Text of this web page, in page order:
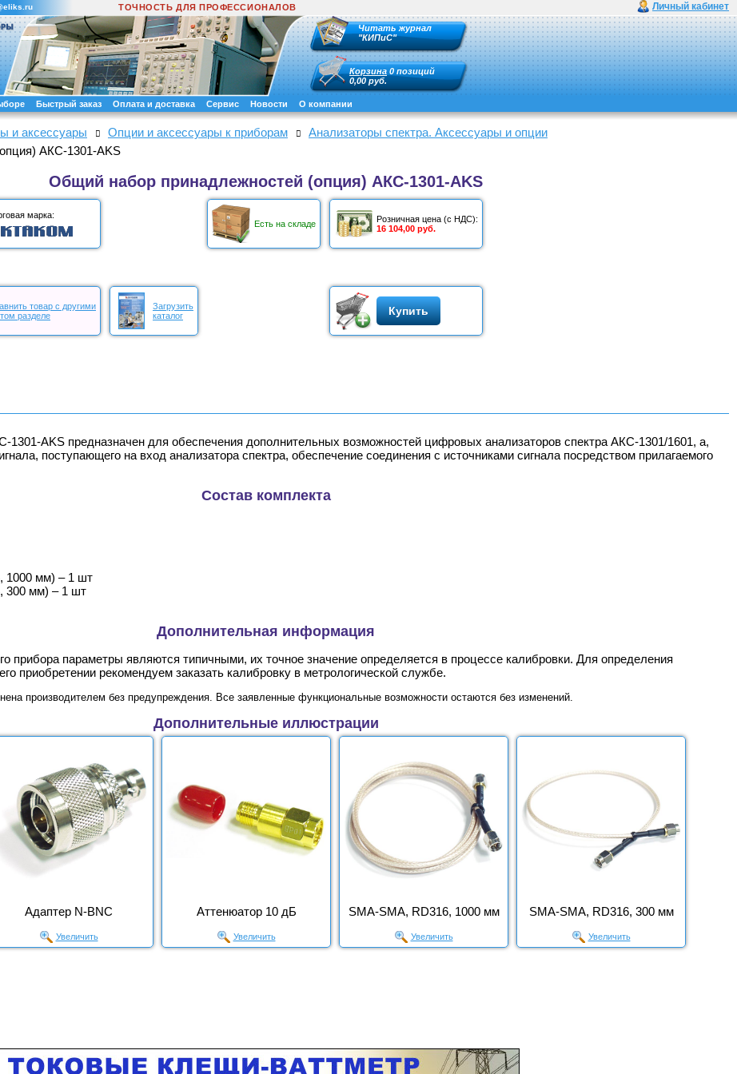
Личный кабинет
ТОЧНОСТЬ ДЛЯ ПРОФЕССИОНАЛОВ
Читать журнал
"КИПиС"
Корзина 0 позиций
0,00 руб.
Быстрый заказ Оплата и доставка Сервис Новости О компании
и аксессуары Опции и аксессуары к приборам
Анализаторы спектра. Аксессуары и опции
АКС-1301-AKS
Общий набор принадлежностей (опция) АКС-1301-AKS
марка:
Есть на складе
Розничная цена (с НДС):
16 104,00 руб.
товар с другими
разделе
Загрузить
каталог
Купить
AKS предназначен для обеспечения дополнительных возможностей цифровых анализаторов спектра АКС-1301/1601, а,
поступающего на вход анализатора спектра, обеспечение соединения с источниками сигнала посредством прилагаемого
Состав комплекта
1000 мм) – 1 шт
300 мм) – 1 шт
Дополнительная информация
прибора параметры являются типичными, их точное значение определяется в процессе калибровки. Для определения
приобретении рекомендуем заказать калибровку в метрологической службе.
производителем без предупреждения. Все заявленные функциональные возможности остаются без изменений.
Дополнительные иллюстрации
Адаптер N-BNC
Увеличить
Аттенюатор 10 дБ
Увеличить
SMA-SMA, RD316, 1000 мм
Увеличить
SMA-SMA, RD316, 300 мм
Увеличить